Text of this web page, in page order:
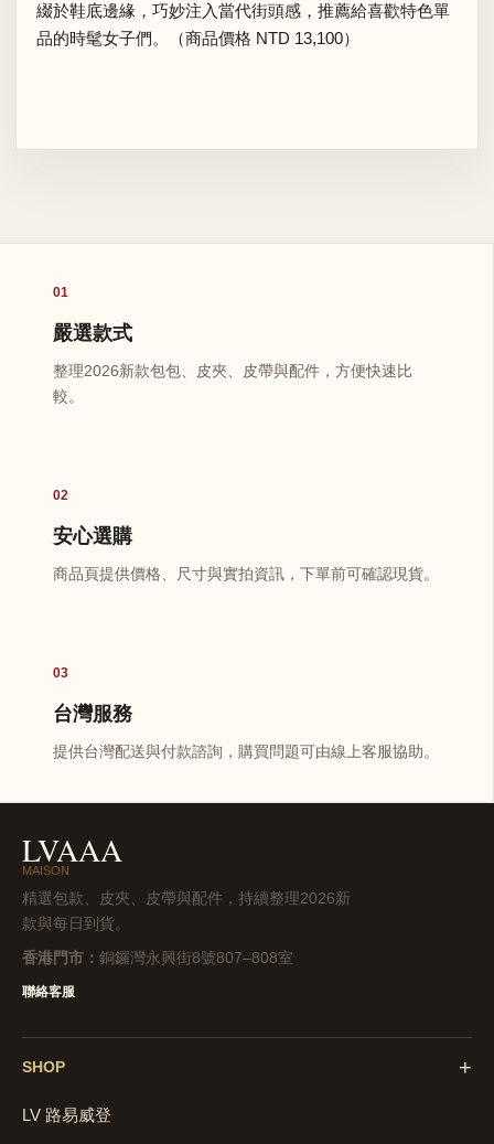
綴於鞋底邊緣，巧妙注入當代街頭感，推薦給喜歡特色單
品的時髦女子們。（商品價格 NTD 13,100）
01
嚴選款式
整理2026新款包包、皮夾、皮帶與配件，方便快速比
較。
02
安心選購
商品頁提供價格、尺寸與實拍資訊，下單前可確認現貨。
03
台灣服務
提供台灣配送與付款諮詢，購買問題可由線上客服協助。
LVAAA
MAISON
精選包款、皮夾、皮帶與配件，持續整理2026新
款與每日到貨。
香港門市： 銅鑼灣永興街8號807–808室
聯絡客服
SHOP +
LV 路易威登